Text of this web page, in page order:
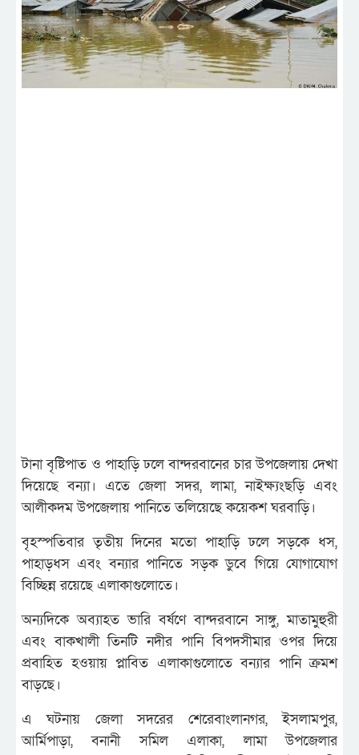
টানা বৃষ্টিপাত ও পাহাড়ি ঢলে বান্দরবানের চার উপজেলায় দেখা
দিয়েছে বন্যা। এতে জেলা সদর, লামা, নাইক্ষ্যংছড়ি এবং
আলীকদম উপজেলায় পানিতে তলিয়েছে কয়েকশ ঘরবাড়ি।
বৃহস্পতিবার তৃতীয় দিনের মতো পাহাড়ি ঢলে সড়কে ধস,
পাহাড়ধস এবং বন্যার পানিতে সড়ক ডুবে গিয়ে যোগাযোগ
বিচ্ছিন্ন রয়েছে এলাকাগুলোতে।
অন্যদিকে অব্যাহত ভারি বর্ষণে বান্দরবানে সাঙ্গু, মাতামুহুরী
এবং বাকখালী তিনটি নদীর পানি বিপদসীমার ওপর দিয়ে
প্রবাহিত হওয়ায় প্লাবিত এলাকাগুলোতে বন্যার পানি ক্রমশ
বাড়ছে।
এ ঘটনায় জেলা সদরের শেরেবাংলানগর, ইসলামপুর,
আর্মিপাড়া, বনানী সমিল এলাকা, লামা উপজেলার